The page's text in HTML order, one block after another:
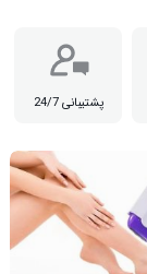
پشتیبانی 24/7